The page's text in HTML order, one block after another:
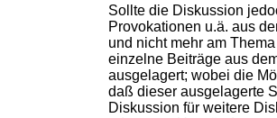
Sollte die Diskussion
Provokationen u.ä. aus
und nicht mehr am
einzelne Beiträge aus
ausgelagert; wobei die
daß dieser ausgelagerte
Diskussion für weitere